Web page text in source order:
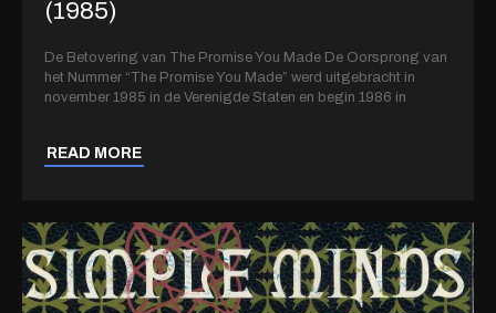
(1985)
De Betovering van The Promise You Made De Oorsprong van
het Nummer “The Promise You Made” werd uitgebracht in
november 1985 in de Verenigde Staten en begin 1986 in
READ MORE